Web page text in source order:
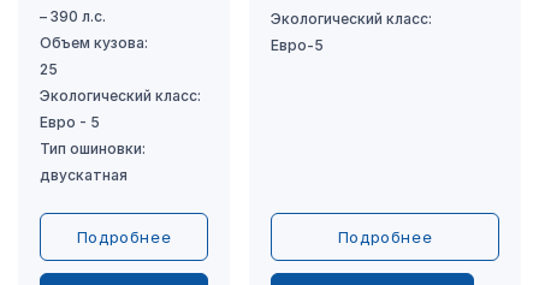
Подробнее Подробнее